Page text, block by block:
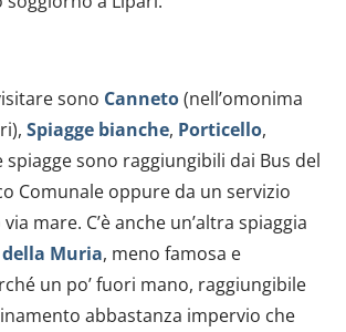
sono Canneto(nell’omonima
Spiagge bianche, Porticello,
spiagge sono raggiungibili dai Bus del
Comunale oppure da un servizio
mare. C’è anche un’altra spiaggia
Muria, meno famosa e
un po’ fuori mano, raggiungibile
abbastanza impervio che